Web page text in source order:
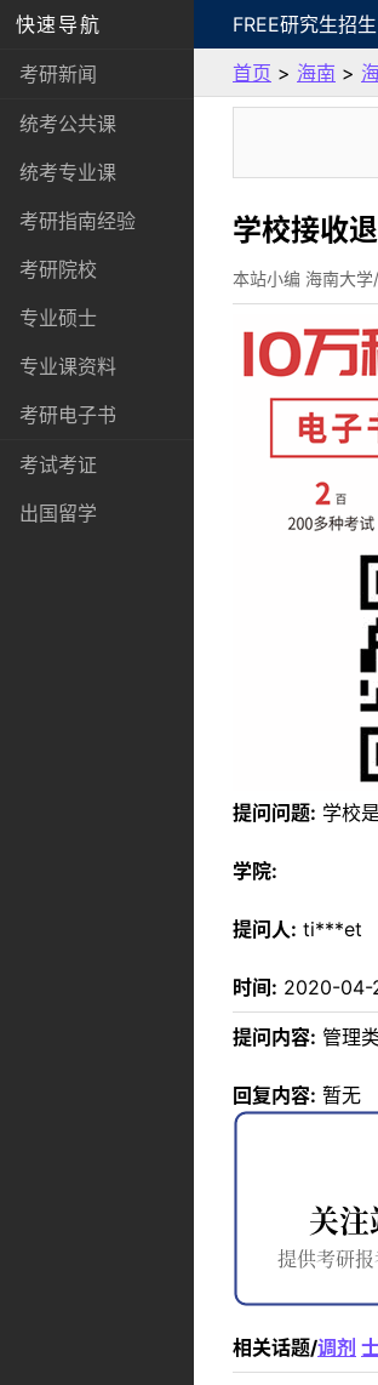
快速导航
考研新闻
统考公共课
统考专业课
考研指南经验
考研院校
专业硕士
专业课资料
考研电子书
考试考证
出国留学
FREE研究生招生
首页 > 海南 >
学校接收
本站小编 海南大
提问问题: 学校
学院:
提问人: ti***et
时间: 2020-04-
提问内容: 管理
回复内容: 暂无
相关话题/调剂